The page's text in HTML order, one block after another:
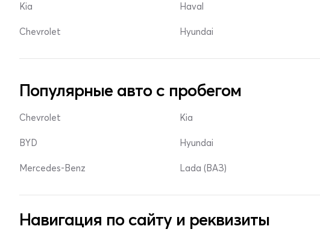
Kia
Chevrolet
Haval
Hyundai
Популярные авто с пробегом
Chevrolet
BYD
Mercedes-Benz
Kia
Hyundai
Lada (ВАЗ)
Навигация по сайту и реквизиты